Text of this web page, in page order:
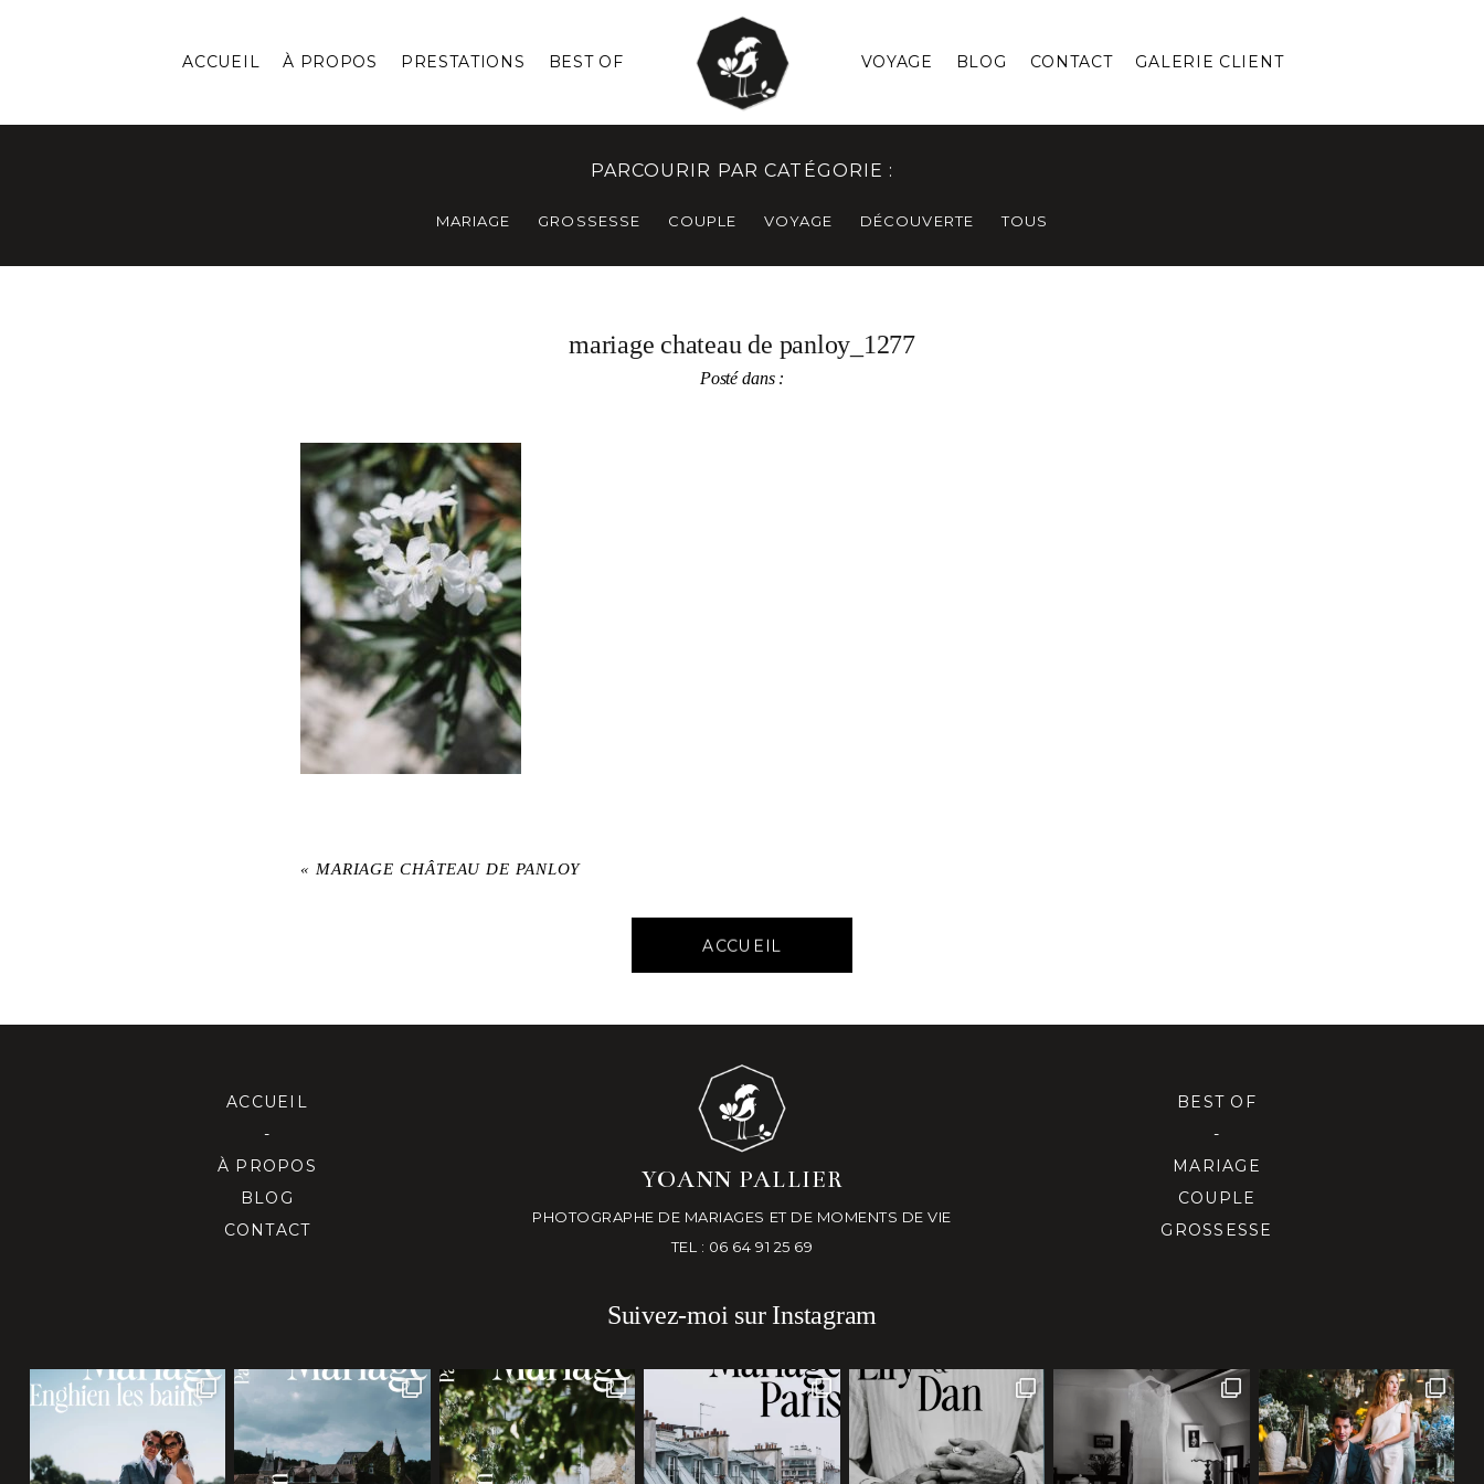
ACCUEIL À PROPOS PRESTATIONS BEST OF VOYAGE BLOG CONTACT GALERIE CLIENT
PARCOURIR PAR CATÉGORIE :
MARIAGE GROSSESSE COUPLE VOYAGE DÉCOUVERTE TOUS
mariage chateau de panloy_1277
Posté dans :
« MARIAGE CHÂTEAU DE PANLOY
ACCUEIL
ACCUEIL
-
À PROPOS
BLOG
CONTACT
YOANN PALLIER
PHOTOGRAPHE DE MARIAGES ET DE MOMENTS DE VIE
TEL : 06 64 91 25 69
BEST OF
-
MARIAGE
COUPLE
GROSSESSE
Suivez-moi sur Instagram